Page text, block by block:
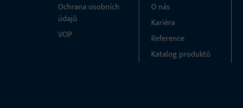
Ochrana osobních
údajů
VOP
O nás
Kariéra
Reference
Katalog produktů